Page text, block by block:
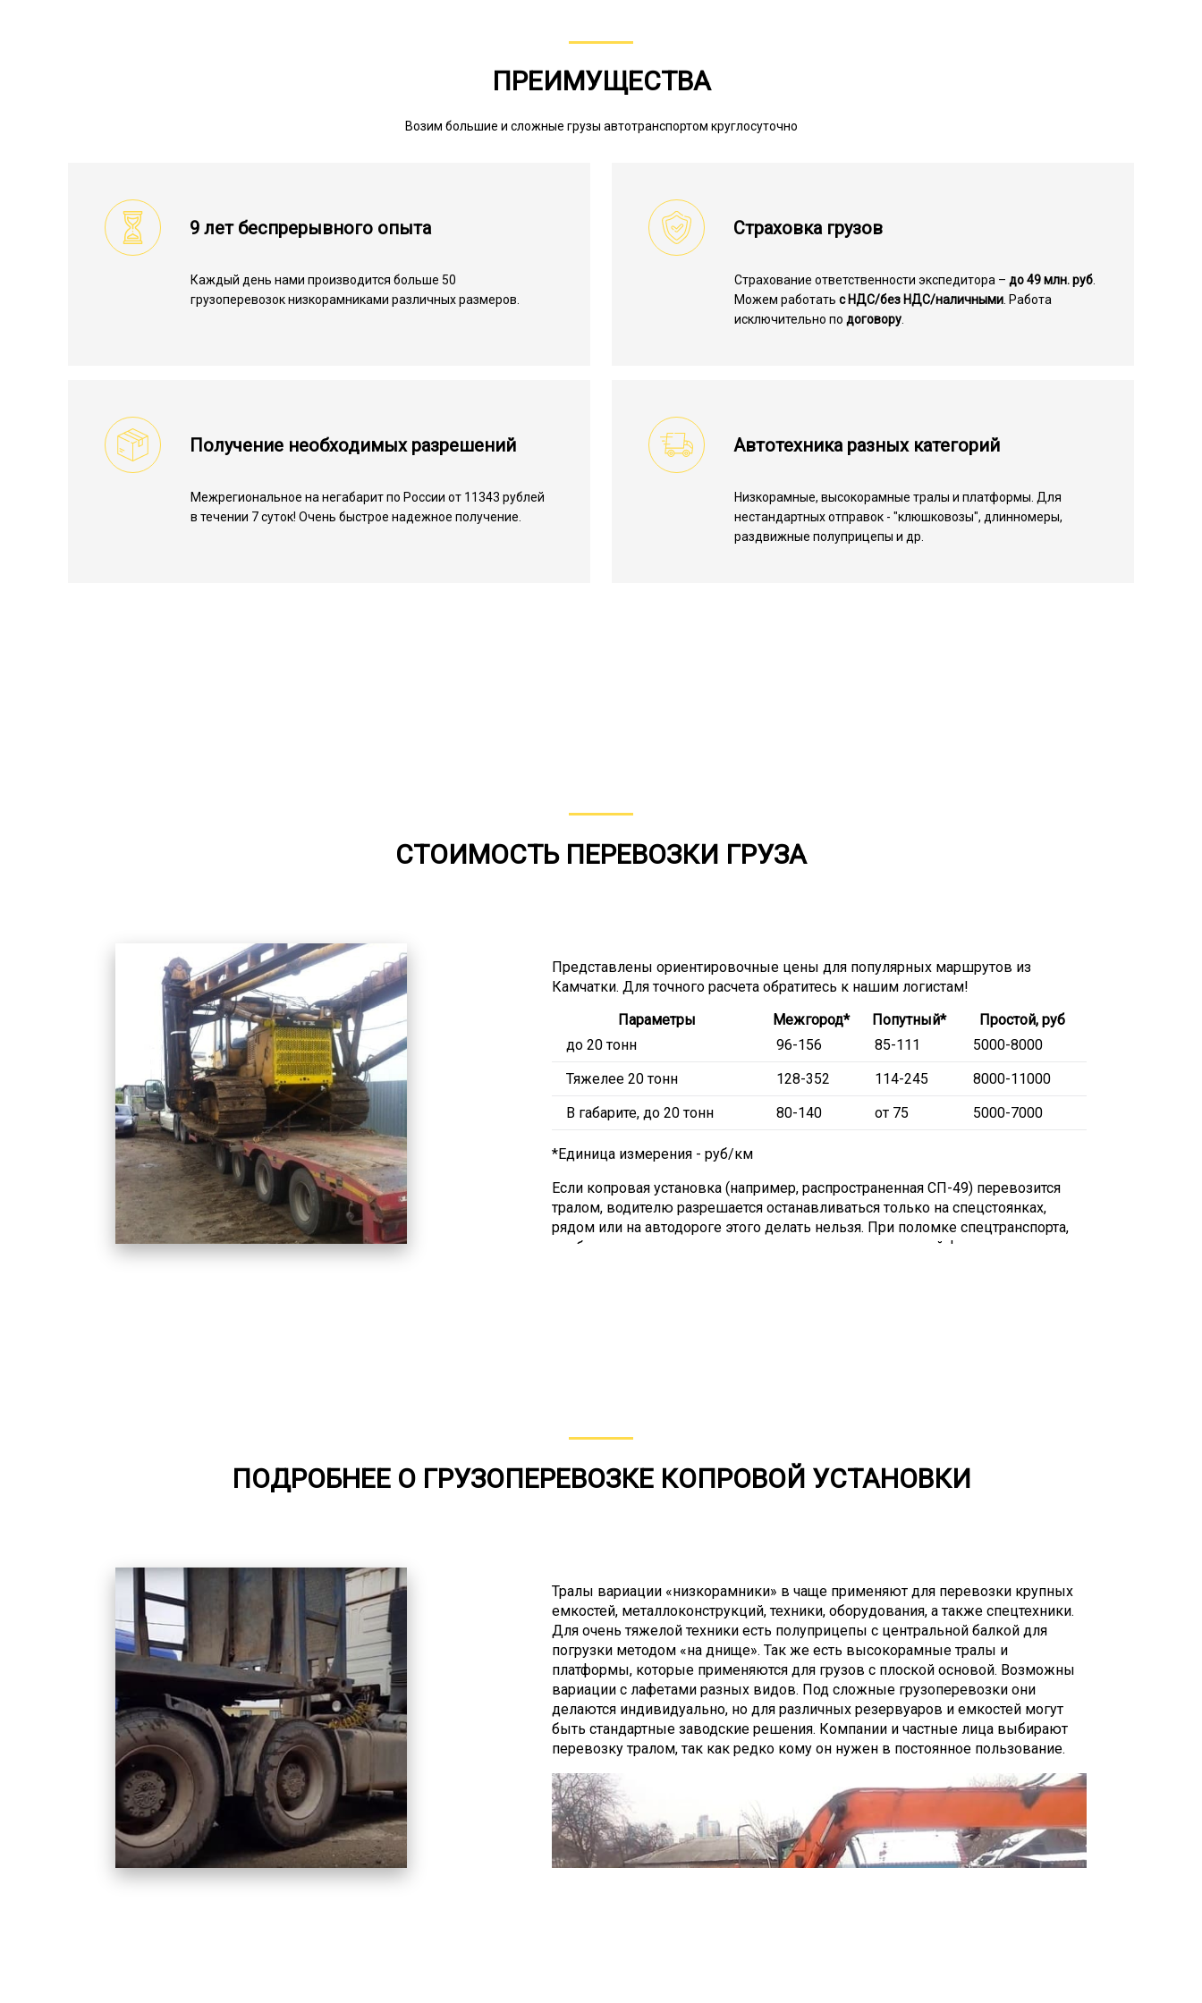
ПРЕИМУЩЕСТВА
Возим большие и сложные грузы автотранспортом круглосуточно
9 лет беспрерывного опыта
Каждый день нами производится больше 50
грузоперевозок низкорамниками различных размеров.
Страховка грузов
Страхование ответственности экспедитора –до 49 млн. руб
Можем работатьс НДС/без НДС/наличными . Работа
исключительно подоговору
Получение необходимых разрешений
Межрегиональное на негабарит по России от 11343 рублей
в течении 7 суток! Очень быстрое надежное получение.
Автотехника разных категорий
Низкорамные, высокорамные тралы и платформы. Для
нестандартных отправок - "клюшковозы", длинномеры,
раздвижные полуприцепы и др.
СТОИМОСТЬ ПЕРЕВОЗКИ ГРУЗА
Представлены ориентировочные цены для популярных маршрутов из
Камчатки. Для точного расчета обратитесь к нашим логистам!
Параметры
Межгород* Попутный*
Простой, руб
до 20 тонн
96-156 85-111
5000-8000
Тяжелее 20 тонн
128-352 114-245
8000-11000
В габарите, до 20 тонн
80-140 от 75 5000-7000
*Единица измерения - руб/км
Если копровая установка (например, распространенная СП-49) перевозится
тралом, водителю разрешается останавливаться только на спецстоянках,
рядом или на автодороге этого делать нельзя. При поломке спецтранспорта,
необходимо прекратить движение, как и при ненадежной фиксации груза, так
ПОДРОБНЕЕ О ГРУЗОПЕРЕВОЗКЕ КОПРОВОЙ УСТАНОВКИ
Тралы вариации «низкорамники» в чаще применяют для перевозки крупных
емкостей, металлоконструкций, техники, оборудования, а также спецтехники.
Для очень тяжелой техники есть полуприцепы с центральной балкой для
погрузки методом «на днище». Так же есть высокорамные тралы и
платформы, которые применяются для грузов с плоской основой. Возможны
вариации с лафетами разных видов. Под сложные грузоперевозки они
делаются индивидуально, но для различных резервуаров и емкостей могут
быть стандартные заводские решения. Компании и частные лица выбирают
перевозку тралом, так как редко кому он нужен в постоянное пользование.